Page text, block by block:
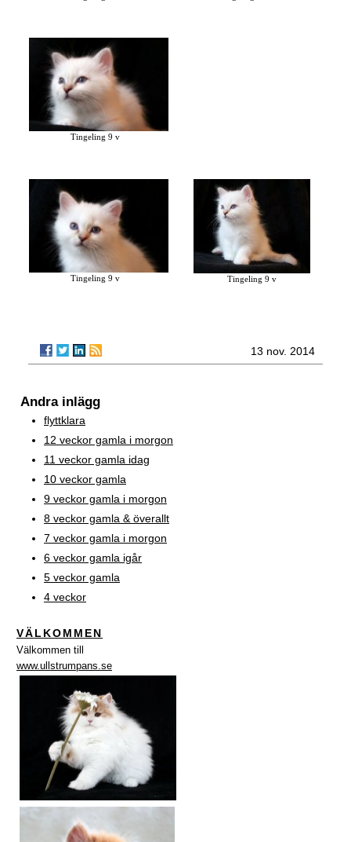
Tingeling 9 v
Tingeling 9 v Tingeling 9 v
13 nov. 2014
Andra inlägg
flyttklara
12 veckor gamla i morgon
11 veckor gamla idag
10 veckor gamla
9 veckor gamla i morgon
8 veckor gamla & överallt
7 veckor gamla i morgon
6 veckor gamla igår
5 veckor gamla
4 veckor
VÄLKOMMEN
Välkommen till
www.ullstrumpans.se